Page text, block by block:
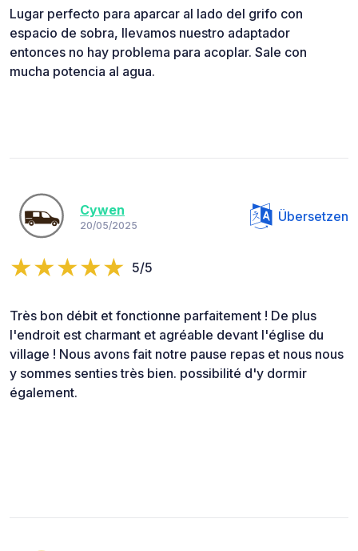
Lugar perfecto para aparcar al lado del grifo con
espacio de sobra, llevamos nuestro adaptador
entonces no hay problema para acoplar. Sale con
mucha potencia al agua.
Cywen
20/05/2025
Übersetzen
5/5
Très bon débit et fonctionne parfaitement ! De plus
l'endroit est charmant et agréable devant l'église du
village ! Nous avons fait notre pause repas et nous nous
y sommes senties très bien. possibilité d'y dormir
également.